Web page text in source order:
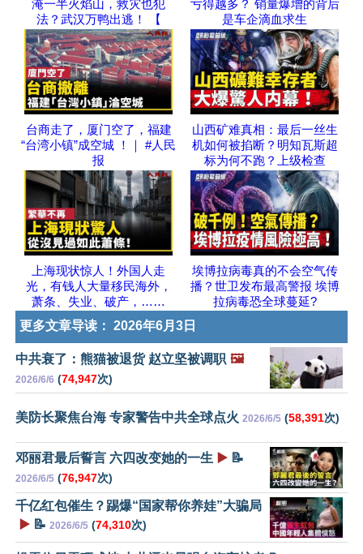
淹一半火焰山，救灾也犯
法？武汉万鸭出逃！ 【
亏得越多？ 销量爆增的背后
是车企滴血求生
台商走了，厦门空了，福建
“台湾小镇”成空城 ！｜ #人民
报
山西矿难真相：最后一丝生
机如何被掐断？明知瓦斯超
标为何不跑？上级检查
上海现状惊人！外国人走
光，有钱人大量移民海外，
萧条、失业、破产，……
埃博拉病毒真的不会空气传
播？世卫发布最高警报 埃博
拉病毒恐全球蔓延?
更多文章导读： 2026年6月3日
中共衰了：熊猫被退货 赵立坚被调职 🖼️
2026/6/6 (74,947次)
美防长聚焦台海 专家警告中共全球点火 2026/6/5 (58,391次)
邓丽君最后誓言 六四改变她的一生 ▶️ 📝
2026/6/5 (76,947次)
千亿红包催生？踢爆“国家帮你养娃”大骗局
▶️ 📝 2026/6/5 (74,310次)